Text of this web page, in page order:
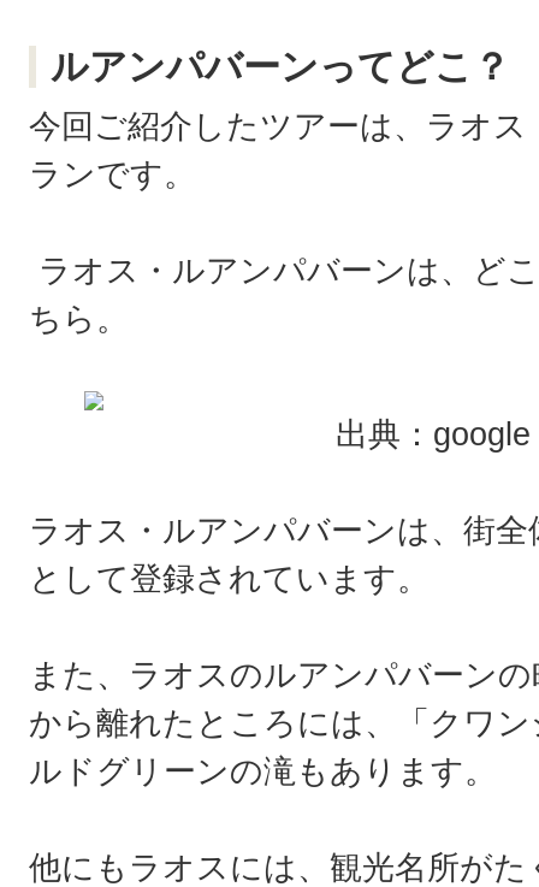
ルアンパバーンってどこ？
今回ご紹介したツアーは、ラオ
ランです。
ラオス・ルアンパバーンは、ど
ちら。
出典：google
ラオス・ルアンパバーンは、街
として登録されています。
また、ラオスのルアンパバーン
から離れたところには、「クワ
ルドグリーンの滝もあります。
他にもラオスには、観光名所が